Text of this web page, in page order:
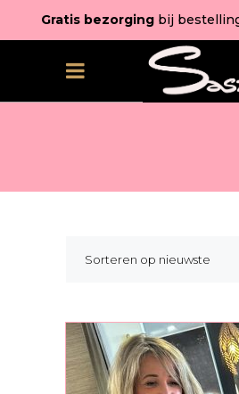
Gratis bezorgingbij
Sorteren op nieuwste